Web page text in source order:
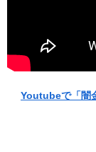
Youtubeで「闇